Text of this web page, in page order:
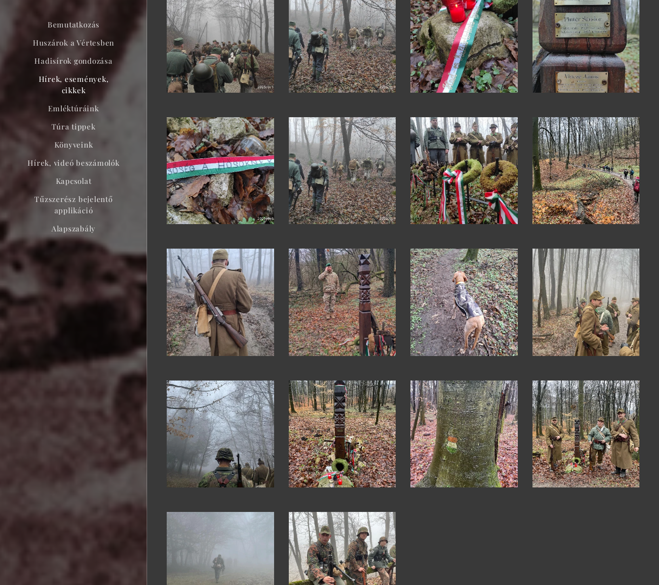
Bemutatkozás
Huszárok a Vértesben
Hadisírok gondozása
Hírek, események,
cikkek
Emléktúráink
Túra tippek
Könyveink
Hírek, videó beszámolók
Kapcsolat
Tűzszerész bejelentő
applikáció
Alapszabály